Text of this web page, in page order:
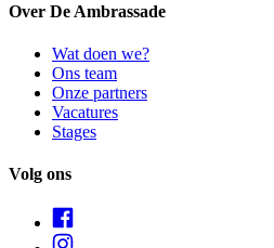
Over De Ambrassade
Wat doen we?
Ons team
Onze partners
Vacatures
Stages
Volg ons